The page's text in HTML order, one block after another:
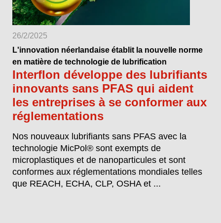
26/2/2025
L'innovation néerlandaise établit la nouvelle norme
en matière de technologie de lubrification
Interflon développe des lubrifiants
innovants sans PFAS qui aident
les entreprises à se conformer aux
réglementations
Nos nouveaux lubrifiants sans PFAS avec la
technologie MicPol® sont exempts de
microplastiques et de nanoparticules et sont
conformes aux réglementations mondiales telles
que REACH, ECHA, CLP, OSHA et ...